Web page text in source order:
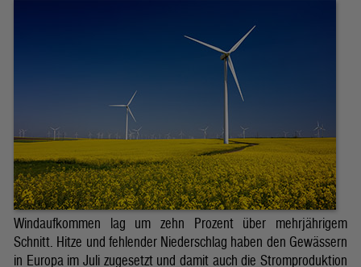
Windaufkommen lag um zehn Prozent über mehrjährigem
Schnitt. Hitze und fehlender Niederschlag haben den Gewässern
in Europa im Juli zugesetzt und damit auch die Stromproduktion